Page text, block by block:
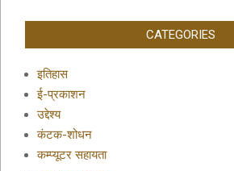
CATEGORIES
इतिहास
ई-प्रकाशन
उद्देश्य
कंटक-शोधन
कम्प्यूटर सहायता